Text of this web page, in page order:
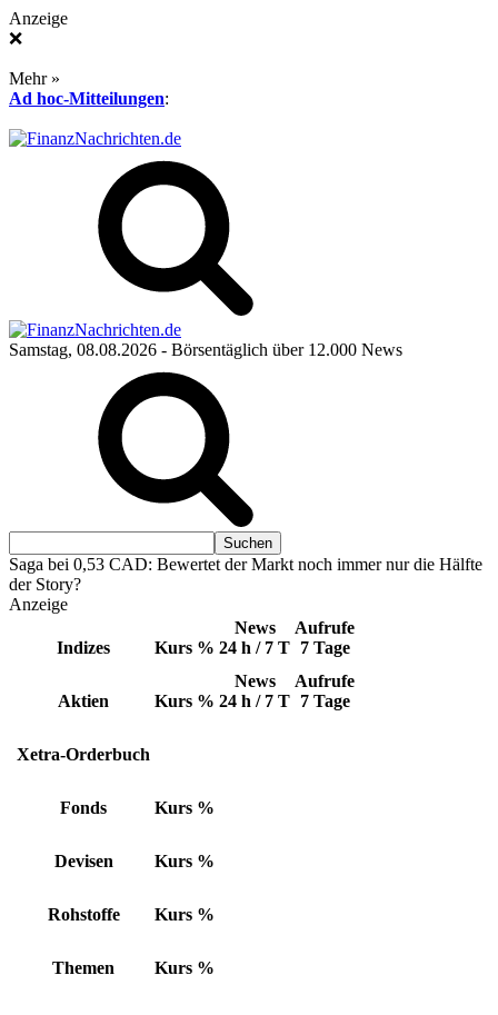
Anzeige
❌
Mehr »
Ad hoc-Mitteilungen:
Samstag, 08.08.2026 - Börsentäglich über 12.000 News
Saga bei 0,53 CAD: Bewertet der Markt noch immer nur die Hälfte
der Story?
Anzeige
Indizes Kurs %
News
24 h / 7 T
Aufrufe
7 Tage
Aktien Kurs %
News
24 h / 7 T
Aufrufe
7 Tage
Xetra-Orderbuch
Fonds Kurs %
Devisen Kurs %
Rohstoffe Kurs %
Themen Kurs %